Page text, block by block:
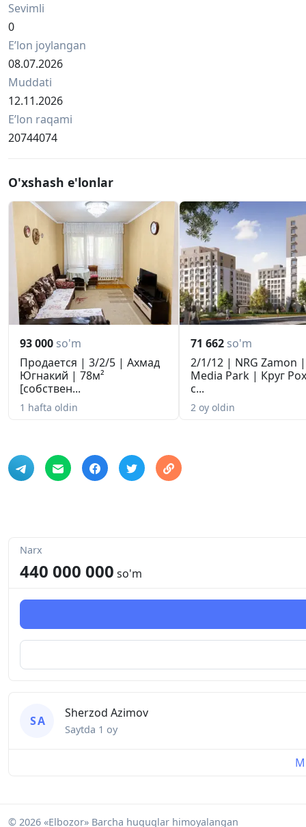
Sevimli
0
Eʼlon joylangan
08.07.2026
Muddati
12.11.2026
Eʼlon raqami
20744074
O'xshash e'lonlar
93 000 so'm
Продается | 3/2/5 | Ахмад
Югнакий | 78м²
[собствен...
1 hafta oldin
71 662 so'm
2/1/12 | NRG Zamon |
Media Park | Круг
с...
2 oy oldin
Narx
440 000 000 so'm
S A
Sherzod Azimov
Saytda 1 oy
© 2026 «Elbozor» Barcha huquqlar himoyalangan